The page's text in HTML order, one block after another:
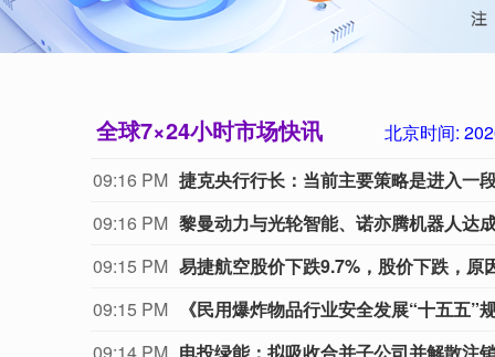
全球7×24小时市场快讯 北京时间:
09:16 PM 捷克央行行长：当前主要策略是进入一
09:16 PM 黎曼动力与光轮智能、诺亦腾机器人达
09:15 PM 易捷航空股价下跌9.7%，股价下跌，
09:15 PM
《民用爆炸物品行业安全发展“十五五”